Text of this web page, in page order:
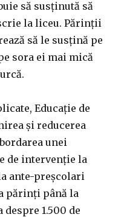
să susținută să
la liceu. Părinții
să le susțină pe
sora ei mai mică
Educație de
și reducerea
unei
de intervenție la
ante-preșcolari
părinți până la
despre 1.500 de